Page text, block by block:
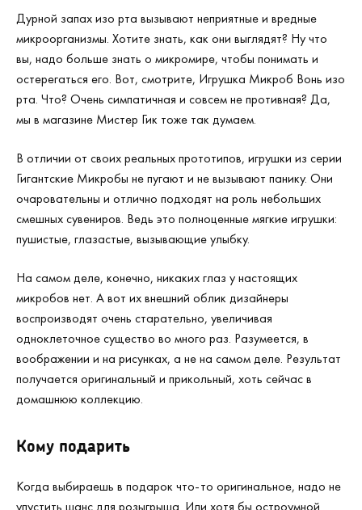
Дурной запах изо рта вызывают неприятные и вредные
микроорганизмы. Хотите знать, как они выглядят? Ну что
вы, надо больше знать о микромире, чтобы понимать и
остерегаться его. Вот, смотрите, Игрушка Микроб Вонь изо
рта. Что? Очень симпатичная и совсем не противная? Да,
мы в магазине Мистер Гик тоже так думаем.
В отличии от своих реальных прототипов, игрушки из серии
Гигантские Микробы не пугают и не вызывают панику. Они
очаровательны и отлично подходят на роль небольших
смешных сувениров. Ведь это полноценные мягкие игрушки:
пушистые, глазастые, вызывающие улыбку.
На самом деле, конечно, никаких глаз у настоящих
микробов нет. А вот их внешний облик дизайнеры
воспроизводят очень старательно, увеличивая
одноклеточное существо во много раз. Разумеется, в
воображении и на рисунках, а не на самом деле. Результат
получается оригинальный и прикольный, хоть сейчас в
домашнюю коллекцию.
Кому подарить
Когда выбираешь в подарок что-то оригинальное, надо не
упустить шанс для розыгрыша. Или хотя бы остроумной